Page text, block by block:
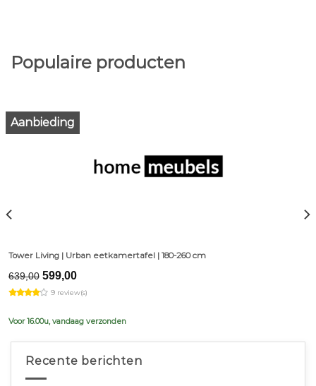
Populaire producten
Aanbieding
Tower Living | Urban eetkamertafel | 180-260 cm
639,00 Original
price
was:
599,00Current
is:
9 review(s)
Voor 16.00u, vandaag verzonden
Recente berichten